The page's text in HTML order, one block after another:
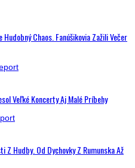
Chaos. Fanúšikovia Zažili Večer
Veľké Koncerty Aj Malé Príbehy
Hudby. Od Dychovky Z Rumunska Až